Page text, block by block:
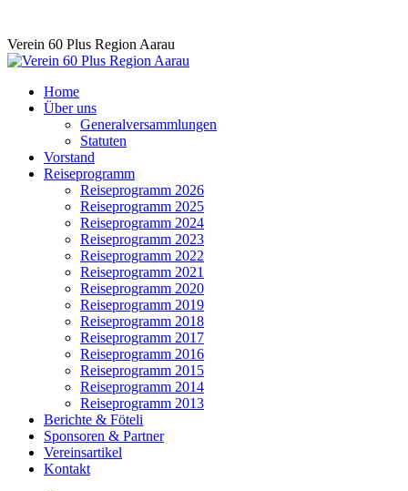
Skip
to
Verein 60 Plus Region Aarau
Home
Über uns
Generalversammlungen
Statuten
Vorstand
Reiseprogramm
Reiseprogramm 2026
Reiseprogramm 2025
Reiseprogramm 2024
Reiseprogramm 2023
Reiseprogramm 2022
Reiseprogramm 2021
Reiseprogramm 2020
Reiseprogramm 2019
Reiseprogramm 2018
Reiseprogramm 2017
Reiseprogramm 2016
Reiseprogramm 2015
Reiseprogramm 2014
Reiseprogramm 2013
Berichte & Föteli
Sponsoren & Partner
Vereinsartikel
Kontakt